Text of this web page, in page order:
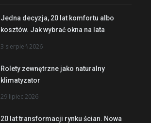
Jedna decyzja, 20 lat komfortu albo
kosztów. Jak wybrać okna na lata
3 sierpień 2026
Rolety zewnętrzne jako naturalny
klimatyzator
29 lipiec 2026
20 lat transformacji rynku ścian. Nowa